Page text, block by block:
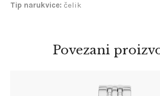
Tip narukvice: čelik
Povezani